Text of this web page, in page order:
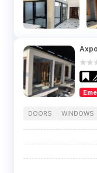
DOORS WINDOWS